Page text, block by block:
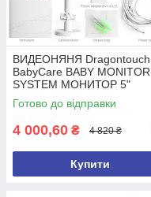
ВИДЕОНЯНЯ Dragontouch
BabyCare BABY MONITOR
SYSTEM МОНИТОР 5"
Готово до відправки
4 000,60 ₴ 4 820 ₴
Купити